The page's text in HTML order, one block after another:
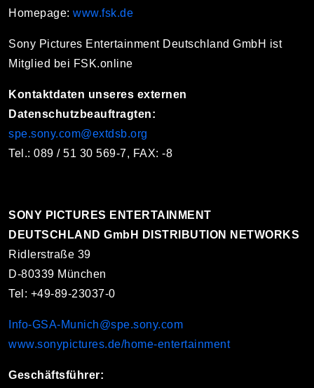
Homepage: www.fsk.de
Sony Pictures Entertainment Deutschland GmbH ist
Mitglied bei FSK.online
Kontaktdaten unseres externen
Datenschutzbeauftragten:
spe.sony.com@extdsb.org
Tel.: 089 / 51 30 569-7, FAX: -8
SONY PICTURES ENTERTAINMENT
DEUTSCHLAND GmbH DISTRIBUTION NETWORKS
Ridlerstraße 39
D-80339 München
Tel: +49-89-23037-0
Info-GSA-Munich@spe.sony.com
www.sonypictures.de/home-entertainment
Geschäftsführer: